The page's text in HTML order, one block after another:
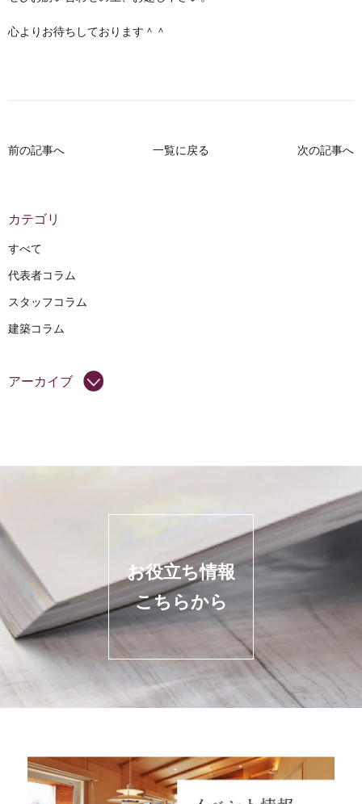
心よりお待ちしております＾＾
前の記事へ 一覧に戻る 次の記事へ
カテゴリ
すべて
代表者コラム
スタッフコラム
建築コラム
アーカイブ
お役立ち情報
こちらから